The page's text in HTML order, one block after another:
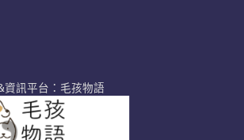
訊平台：毛孩物語